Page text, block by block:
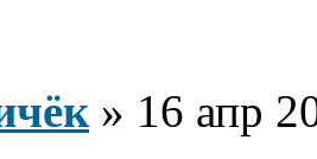
» 16 апр